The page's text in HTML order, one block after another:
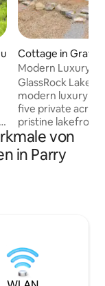
Unterkunft
Cottage in
Modern Luxury
Tub, Lakefront
GlassRock
modern luxury
five private acres
pristine lakefront.
ritual, and quiet
striking
comfort. Enjoy a
von
in Parry